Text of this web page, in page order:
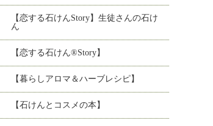
【恋する石けんStory】生徒さんの石け
ん
【恋する石けん®Story】
【暮らしアロマ＆ハーブレシピ】
【石けんとコスメの本】